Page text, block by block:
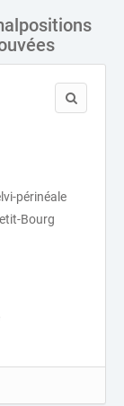
périnéale
Bourg